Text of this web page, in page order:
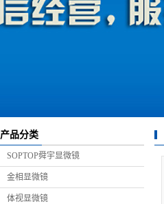
产品分类
SOPTOP舜宇显微镜
金相显微镜
体视显微镜